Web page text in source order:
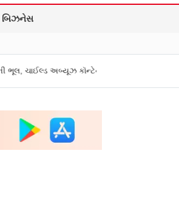
બિઝનેસ
કૉન્ટેન્ટ અને ડીપફેક પર માગી માફી